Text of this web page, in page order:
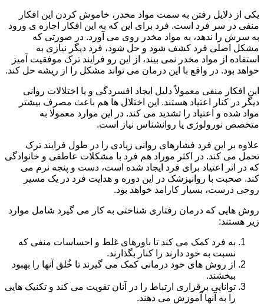
یکی از دلایل رفتن به سمت مواد مخدر، خاموش کردن این افکار
منفی در سر فرد است. فرد برای این که به این افکار اجازه ی ورود
به سرش را ندهد، به مواد مخدر روی می آورد. در صورتی که
مشکل اصلی فرد کشف شود و حل شود، فرد دیگر نیازی به
استفاده از مواد مخدر نمی بیند، از این رو فرایند ترک موفقیت آمیز
خواهد بود. در واقع با این درمان می تواند مشکل را از ریشه حل کند.
این افکار منفی معمولاً دلیل ایجاد افسردگی و یا اختلالات روانی
دیگر در کنار اعتیاد هستند. این اختلال ها هم باعث مصرف بیشتر
مواد شده و اعتیاد را تشدید می کند. در این موارد معمولا به
متخصص نورولوژی یا روانشناس نیاز است.
علاوه بر این فرد فشارهای روانی زیادی را در طول فرایند ترک
تحمل می کند. در اکثر موراد هم فرد با مشکلات عاطفی و خانوادگی
که در اثر اعتیاد برای فرد ایجاد شده است، دست و پنجه نرم می
کند. صحبت با روانپزشک در این دوره و هدایت فرد در یک مسیر
روحی درست، بسیار کارامد خواهد بود.
روش هایی که درمان رفتاری شناختی به کار می گیرد شامل موارد
زیر هستند:
به فرد کمک می کند تا باورهای غلط و احساسات منفی که
نسبت به خود دارند را کنار بگذارند.
از روش های خود درمانی کمک می گیرند تا خُلق آنها را بهبود
ببخشند.
توانایی برقراری ارتباط را در آنان تقویت می کند و تکنیک هایی
را به آنها آموزش می دهند.